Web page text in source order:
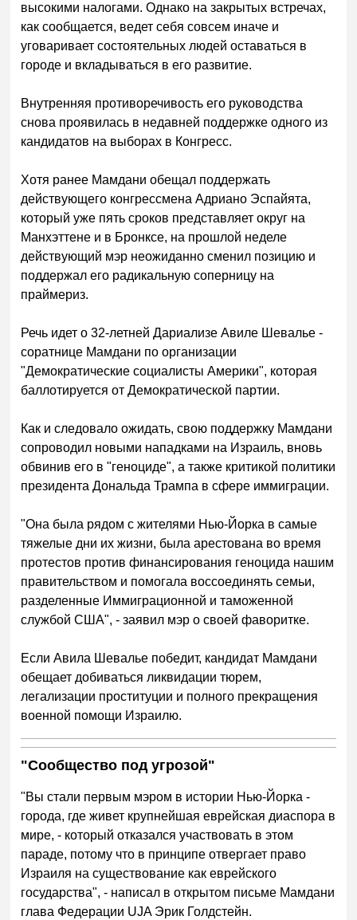
высокими налогами. Однако на закрытых встречах,
как сообщается, ведет себя совсем иначе и
уговаривает состоятельных людей оставаться в
городе и вкладываться в его развитие.
Внутренняя противоречивость его руководства
снова проявилась в недавней поддержке одного из
кандидатов на выборах в Конгресс.
Хотя ранее Мамдани обещал поддержать
действующего конгрессмена Адриано Эспайята,
который уже пять сроков представляет округ на
Манхэттене и в Бронксе, на прошлой неделе
действующий мэр неожиданно сменил позицию и
поддержал его радикальную соперницу на
праймериз.
Речь идет о 32-летней Дариализе Авиле Шевалье -
соратнице Мамдани по организации
"Демократические социалисты Америки", которая
баллотируется от Демократической партии.
Как и следовало ожидать, свою поддержку Мамдани
сопроводил новыми нападками на Израиль, вновь
обвинив его в "геноциде", а также критикой политики
президента Дональда Трампа в сфере иммиграции.
"Она была рядом с жителями Нью-Йорка в самые
тяжелые дни их жизни, была арестована во время
протестов против финансирования геноцида нашим
правительством и помогала воссоединять семьи,
разделенные Иммиграционной и таможенной
службой США", - заявил мэр о своей фаворитке.
Если Авила Шевалье победит, кандидат Мамдани
обещает добиваться ликвидации тюрем,
легализации проституции и полного прекращения
военной помощи Израилю.
"Сообщество под угрозой"
"Вы стали первым мэром в истории Нью-Йорка -
города, где живет крупнейшая еврейская диаспора в
мире, - который отказался участвовать в этом
параде, потому что в принципе отвергает право
Израиля на существование как еврейского
государства", - написал в открытом письме Мамдани
глава Федерации UJA Эрик Голдстейн.